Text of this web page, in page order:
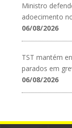
Ministro
adoecimento
06/08/2026
TST mantém
parados em
06/08/2026